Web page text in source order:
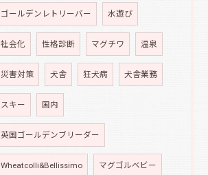
ゴールデンレトリーバー 水遊び
社会化 性格診断 マグチワ 温泉
災害対策 犬舎 狂犬病 犬舎業務
スキー 国内
英国ゴールデンブリーダー
Wheatcolli&Bellissimo マグゴルベビー